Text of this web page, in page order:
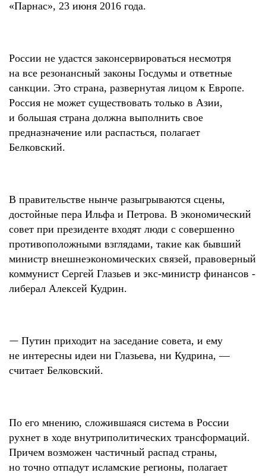
«Парнас», 23 июня 2016 года.
России не удастся законсервироваться несмотря
на все резонансный законы Госдумы и ответные
санкции. Это страна, развернутая лицом к Европе.
Россия не может существовать только в Азии,
и большая страна должна выполнить свое
предназначение или распасться, полагает
Белковский.
В правительстве нынче разыгрываются сцены,
достойные пера Ильфа и Петрова. В экономический
совет при президенте входят люди с совершенно
противоположными взглядами, такие как бывший
министр внешнеэкономических связей, правоверный
коммунист Сергей Глазьев и экс-министр финансов -
либерал Алексей Кудрин.
— Путин приходит на заседание совета, и ему
не интересны идеи ни Глазьева, ни Кудрина, —
считает Белковский.
По его мнению, сложившаяся система в России
рухнет в ходе внутриполитических трансформаций.
Причем возможен частичный распад страны,
но точно отпадут исламские регионы, полагает